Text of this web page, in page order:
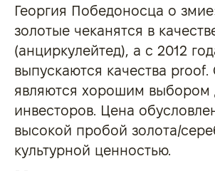
Георгия Победоносца о
золотые чеканятся в
(анциркулейтед), а с 2012
выпускаются качества
являются хорошим выбором
инвесторов. Цена
высокой пробой золота/
культурной ценностью.